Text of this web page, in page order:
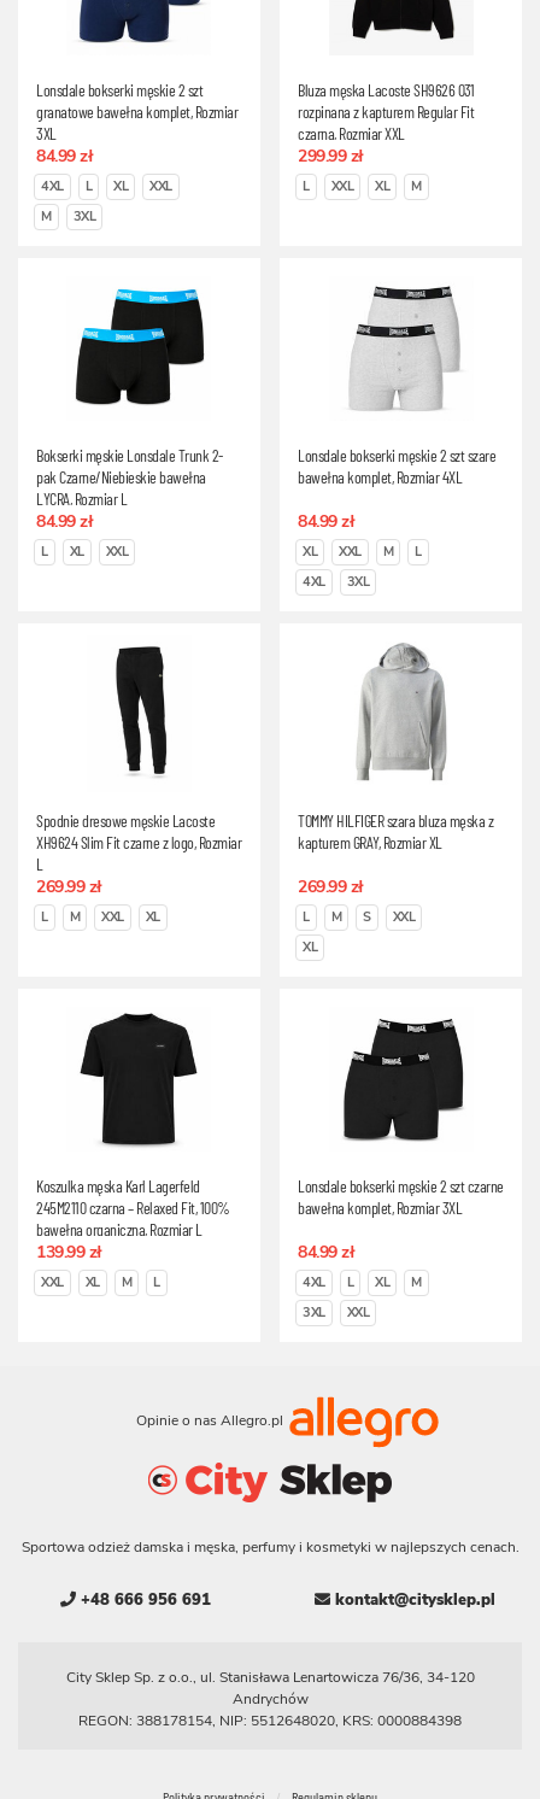
Lonsdale bokserki męskie 2 szt
granatowe bawełna komplet, Rozmiar
3XL
84.99 zł
4XL L XL
XXL
M
3XL
Bluza męska Lacoste SH9626 031
rozpinana z kapturem Regular Fit
czarna, Rozmiar XXL
299.99 zł
L XXL XL M
Bokserki męskie Lonsdale Trunk 2-
pak Czarne/Niebieskie bawełna
LYCRA, Rozmiar L
84.99 zł
L XL XXL
Lonsdale bokserki męskie 2 szt szare
bawełna komplet, Rozmiar 4XL
84.99 zł
XL XXL M
L
4XL
3XL
Spodnie dresowe męskie Lacoste
XH9624 Slim Fit czarne z logo, Rozmiar
L
269.99 zł
L M XXL XL
TOMMY HILFIGER szara bluza męska z
kapturem GRAY, Rozmiar XL
269.99 zł
L M S
XXL
XL
Koszulka męska Karl Lagerfeld
245M2110 czarna – Relaxed Fit, 100%
bawełna organiczna, Rozmiar L
139.99 zł
XXL XL M L
Lonsdale bokserki męskie 2 szt czarne
bawełna komplet, Rozmiar 3XL
84.99 zł
4XL L XL
M
3XL
XXL
Opinie o nas Allegro.pl
Sportowa odzież damska i męska, perfumy i kosmetyki w najlepszych cenach.
+48 666 956 691 kontakt@citysklep.pl
City Sklep Sp. z o.o., ul. Stanisława Lenartowicza 76/36, 34-120
Andrychów
REGON: 388178154, NIP: 5512648020, KRS: 0000884398